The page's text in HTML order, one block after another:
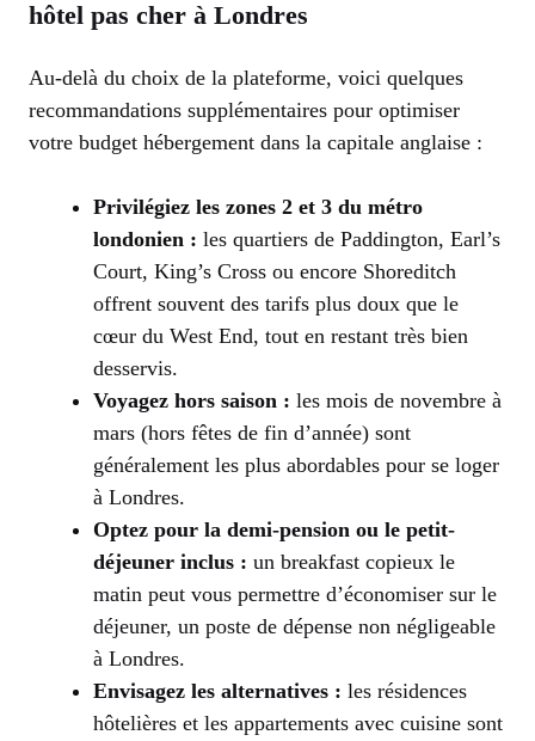
hôtel pas cher à Londres
Au-delà du choix de la plateforme, voici quelques
recommandations supplémentaires pour optimiser
votre budget hébergement dans la capitale anglaise :
Privilégiez les zones 2 et 3 du métro
londonien : les quartiers de Paddington, Earl’s
Court, King’s Cross ou encore Shoreditch
offrent souvent des tarifs plus doux que le
cœur du West End, tout en restant très bien
desservis.
Voyagez hors saison : les mois de novembre à
mars (hors fêtes de fin d’année) sont
généralement les plus abordables pour se loger
à Londres.
Optez pour la demi-pension ou le petit-
déjeuner inclus : un breakfast copieux le
matin peut vous permettre d’économiser sur le
déjeuner, un poste de dépense non négligeable
à Londres.
Envisagez les alternatives : les résidences
hôtelières et les appartements avec cuisine sont